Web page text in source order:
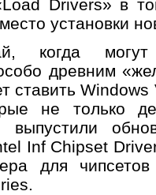
Drivers» в
установки
когда могут
древним
ставить
не только
Inf Chipset
для